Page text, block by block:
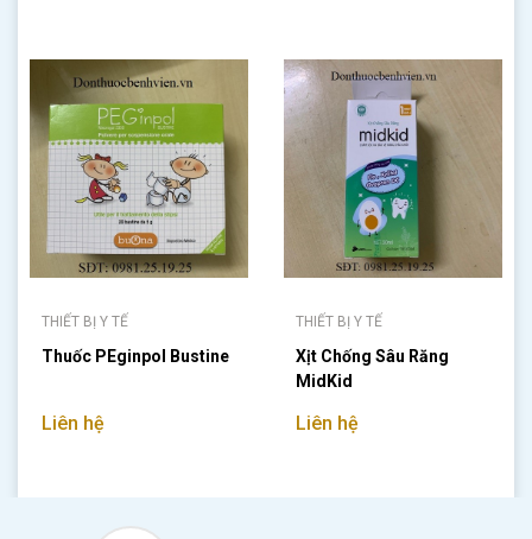
THIẾT BỊ Y TẾ
Thuốc PEginpol Bustine
Liên hệ
THIẾT BỊ Y TẾ
Xịt Chống Sâu Răng
MidKid
Liên hệ